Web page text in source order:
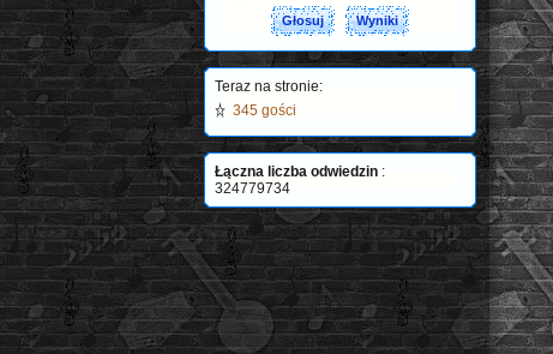
Teraz na stronie:
345 gości
Łączna liczba odwiedzin :
324779734